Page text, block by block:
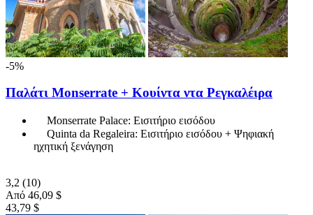
-5%
Παλάτι Monserrate + Κουίντα ντα Ρεγκαλέιρα
Monserrate Palace: Εισιτήριο εισόδου
Quinta da Regaleira: Εισιτήριο εισόδου + Ψηφιακή
ηχητική ξενάγηση
3,2 (10)
Από 46,09 $
43,79 $